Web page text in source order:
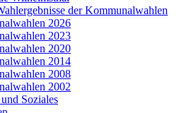
der Kommunalwahlen
2026
2023
2020
2014
2008
2002
Soziales